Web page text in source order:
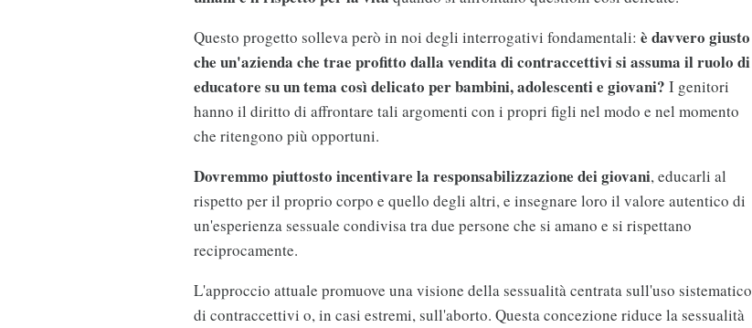
Questo progetto solleva però in noi degli interrogativi fondamentali: è davvero giusto
che un'azienda che trae profitto dalla vendita di contraccettivi si assuma il ruolo di
educatore su un tema così delicato per bambini, adolescenti e giovani? I genitori
hanno il diritto di affrontare tali argomenti con i propri figli nel modo e nel momento
che ritengono più opportuni.
Dovremmo piuttosto incentivare la responsabilizzazione dei giovani, educarli al
rispetto per il proprio corpo e quello degli altri, e insegnare loro il valore autentico di
un'esperienza sessuale condivisa tra due persone che si amano e si rispettano
reciprocamente.
L'approccio attuale promuove una visione della sessualità centrata sull'uso sistematico
di contraccettivi o, in casi estremi, sull'aborto. Questa concezione riduce la sessualità